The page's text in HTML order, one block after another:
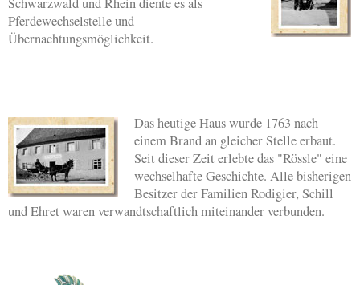
Schwarzwald und Rhein diente es als
Pferdewechselstelle und
Übernachtungsmöglichkeit.
Das heutige Haus wurde 1763 nach
einem Brand an gleicher Stelle erbaut.
Seit dieser Zeit erlebte das "Rössle" eine
wechselhafte Geschichte. Alle bisherigen
Besitzer der Familien Rodigier, Schill
und Ehret waren verwandtschaftlich miteinander verbunden.